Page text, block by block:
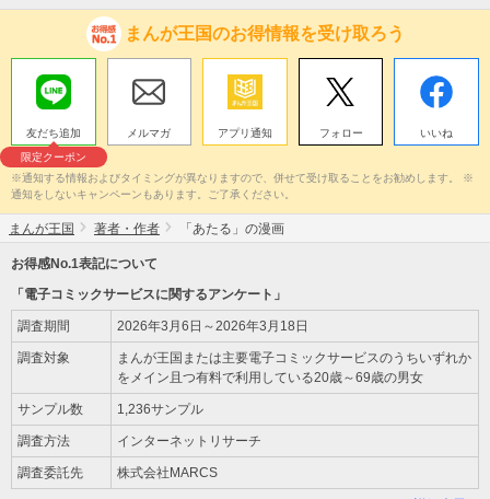
まんが王国のお得情報を受け取ろう
友だち追加
限定クーポン
メルマガ アプリ通知 フォロー いいね
※通知する情報およびタイミングが異なりますので、併せて受け取ることをお勧めします。 ※
通知をしないキャンペーンもあります。ご了承ください。
まんが王国 著者・作者 「あたる」の漫画
お得感No.1表記について
「電子コミックサービスに関するアンケート」
調査期間 2026年3月6日～2026年3月18日
調査対象
まんが王国または主要電子コミックサービスのうちいずれか
をメイン且つ有料で利用している20歳～69歳の男女
サンプル数 1,236サンプル
調査方法 インターネットリサーチ
調査委託先 株式会社MARCS